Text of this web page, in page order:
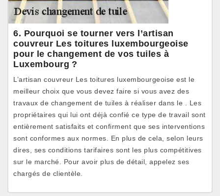
6. Pourquoi se tourner vers l’artisan
couvreur Les toitures luxembourgeoise
pour le changement de vos tuiles à
Luxembourg ?
L’artisan couvreur Les toitures luxembourgeoise est le
meilleur choix que vous devez faire si vous avez des
travaux de changement de tuiles à réaliser dans le . Les
propriétaires qui lui ont déjà confié ce type de travail sont
entièrement satisfaits et confirment que ses interventions
sont conformes aux normes. En plus de cela, selon leurs
dires, ses conditions tarifaires sont les plus compétitives
sur le marché. Pour avoir plus de détail, appelez ses
chargés de clientèle.